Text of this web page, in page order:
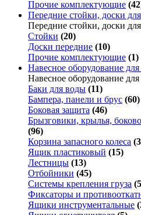
Прочие комплектующие
Передние стойки, доски
Передние стойки, доски
Стойки (20)
Доски передние (10)
Прочие комплектующие (1)
Навесное оборудование
Навесное оборудование
Баки для воды (11)
Бампера, панели и брус (60)
Боковая защита (46)
Брызговики, крылья,
(96)
Корзина запасного колеса
Ящик пластиковый (15)
Лестницы (13)
Отбойники (45)
Системы крепления груза
Фиксаторы и
Ящики инструментальные